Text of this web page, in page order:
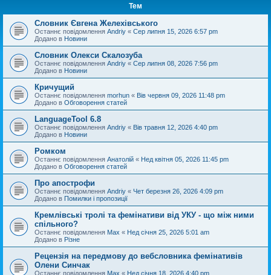
Тем
Словник Євгена Желехівського
Останнє повідомлення Andriy « Сер липня 15, 2026 6:57 pm
Додано в Новини
Словник Олекси Скалозуба
Останнє повідомлення Andriy « Сер липня 08, 2026 7:56 pm
Додано в Новини
Кричущий
Останнє повідомлення morhun « Вів червня 09, 2026 11:48 pm
Додано в Обговорення статей
LanguageTool 6.8
Останнє повідомлення Andriy « Вів травня 12, 2026 4:40 pm
Додано в Новини
Ромком
Останнє повідомлення Анатолій « Нед квітня 05, 2026 11:45 pm
Додано в Обговорення статей
Про апострофи
Останнє повідомлення Andriy « Чет березня 26, 2026 4:09 pm
Додано в Помилки і пропозиції
Кремлівські тролі та фемінативи від УКУ - що між ними
спільного?
Останнє повідомлення Max « Нед січня 25, 2026 5:01 am
Додано в Різне
Рецензія на передмову до вебсловника фемінативів
Олени Синчак
Останнє повідомлення Max « Нед січня 18, 2026 4:40 pm